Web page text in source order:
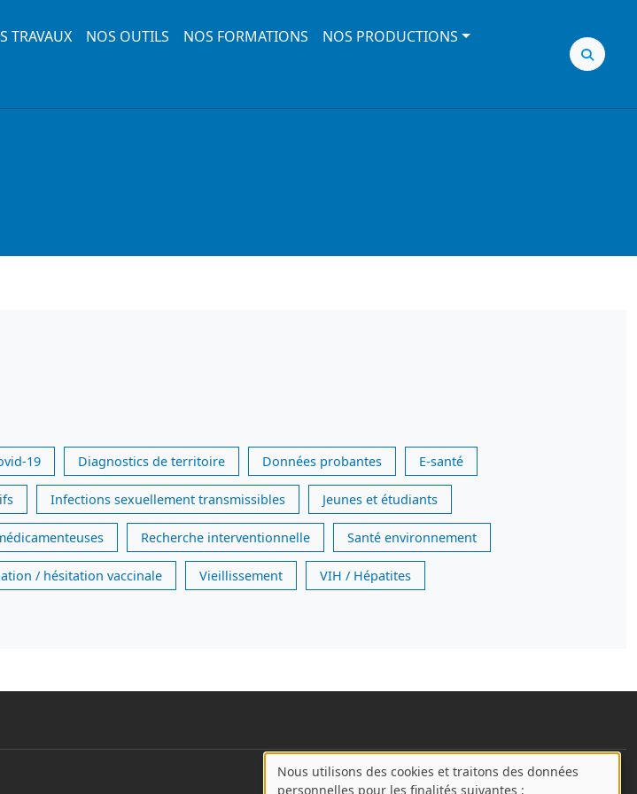
TRAVAUX NOS OUTILS NOS FORMATIONS
NOS PRODUCTIONS
19 Diagnostics de territoire Données probantes E-santé
Infections sexuellement transmissibles Jeunes et étudiants
Recherche interventionnelle Santé environnement
/ hésitation vaccinale Vieillissement VIH / Hépatites
User account menu
A
Nous utilisons des cookies et traitons des données
personnelles pour les finalités suivantes :